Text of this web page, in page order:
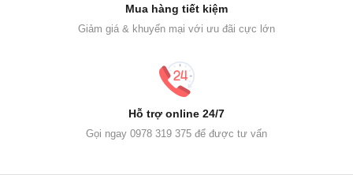
Mua hàng tiết kiệm
Giảm giá & khuyến mại với ưu đãi cực lớn
Hỗ trợ online 24/7
Gọi ngay 0978 319 375 để được tư vấn